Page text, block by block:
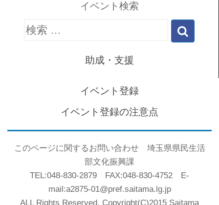
イベント検索
検
助成・支援
イベント登録
イベント登録の注意点
このページに関するお問い合わせ 埼玉県県民生活
部文化振興課
TEL:048-830-2879 FAX:048-830-4752 E-
mail:a2875-01@pref.saitama.lg.jp
ALL Rights Reserved. Copyright(C)2015 Saitama